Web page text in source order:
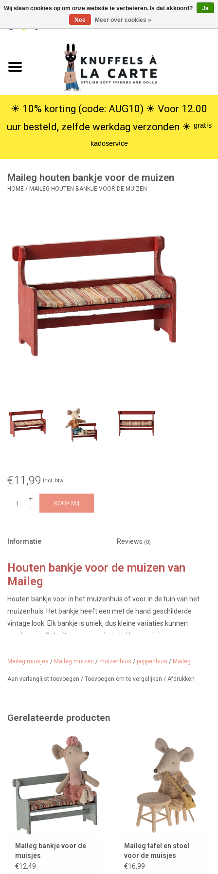
USD
Knuffels
Poppen
SALE
Cadeauservice
Merken
☀︎ 10% korting (code: AUG10) ☀︎ Voor 12.00
uur besteld, zelfde werkdag verzonden ☀︎ ᵍʳᵃᵗⁱˢ
ᵏᵃᵈᵒˢᵉʳᵛⁱᶜᵉ
Maileg houten bankje voor de muizen
HOME / MAILEG HOUTEN BANKJE VOOR DE MUIZEN
€11,99 Incl. btw
+
-
KOOP MIJ
Informatie Reviews (0)
Houten bankje voor de muizen van
Maileg
Houten bankje voor in het muizenhuis of voor in de tuin van het
muizenhuis. Het bankje heeft een met de hand geschilderde
vintage look. Elk bankje is uniek, dus kleine variaties kunnen
voorkomen. Ook zit er een comfortabel kussen bij met
de muizentuin.
Kleur: rood
Maileg muisjes / Maileg muizen / muizenhuis / poppenhuis / Maileg
Aan verlanglijst toevoegen / Toevoegen om te vergelijken / Afdrukken
Gerelateerde producten
Maileg bankje voor de
muisjes
€12,49
Maileg tafel en stoel
voor de muisjes
€16,99
Wij slaan cookies op om onze website te verbeteren. Is dat akkoord?
Ja
Nee
Meer over cookies »